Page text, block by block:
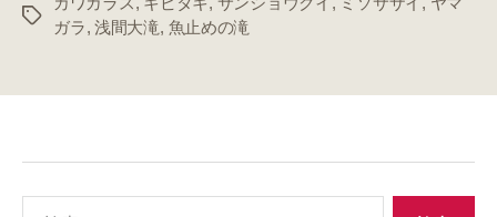
タ
ガラ, 浅間大滝, 魚止めの滝